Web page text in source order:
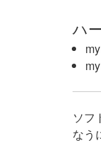
ハ
ソフ
なう